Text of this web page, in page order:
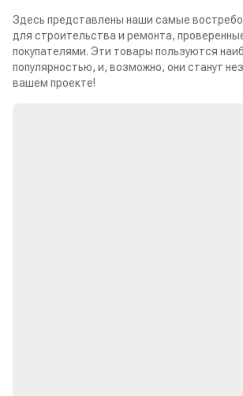
Здесь представлены наши самые
для строительства и ремонта,
покупателями. Эти товары пользуются
популярностью, и, возможно, они станут
вашем проекте!